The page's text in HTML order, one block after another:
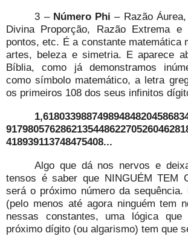
3 – Número Phi – Razão
Divina Proporção, Razão Extrema e
pontos, etc. É a constante matemática
artes, beleza e simetria. E aparece
Bíblia, como já demonstramos
como símbolo matemático, a letra
os primeiros 108 dos seus infinitos
418939113748475408...
Algo que dá nos nervos e
tensos é saber que NINGUÉM TEM
será o próximo número da
(pelo menos até agora ninguém tem
nessas constantes, uma lógica
próximo dígito (ou algarismo) tem que